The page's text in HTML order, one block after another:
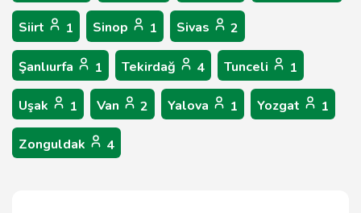
Siirt 1 Sinop 1 Sivas 2
Şanlıurfa 1 Tekirdağ 4 Tunceli 1
Uşak 1 Van 2 Yalova 1 Yozgat 1
Zonguldak 4